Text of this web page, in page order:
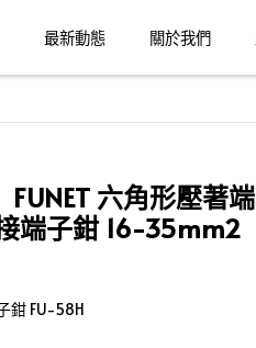
最新動態 關於我們
FUNET 六角形壓著
端子鉗 16-35mm2
鉗 FU-58H